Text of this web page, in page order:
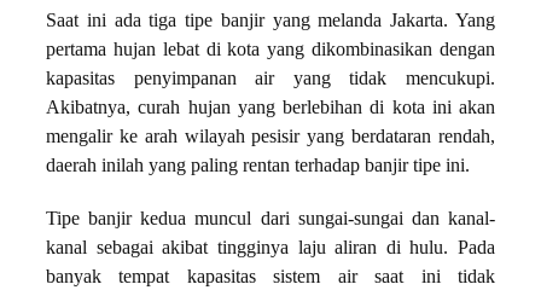
Saat ini ada tiga tipe banjir yang melanda Jakarta. Yang
pertama hujan lebat di kota yang dikombinasikan dengan
kapasitas penyimpanan air yang tidak mencukupi.
Akibatnya, curah hujan yang berlebihan di kota ini akan
mengalir ke arah wilayah pesisir yang berdataran rendah,
daerah inilah yang paling rentan terhadap banjir tipe ini.
Tipe banjir kedua muncul dari sungai-sungai dan kanal-
kanal sebagai akibat tingginya laju aliran di hulu. Pada
banyak tempat kapasitas sistem air saat ini tidak